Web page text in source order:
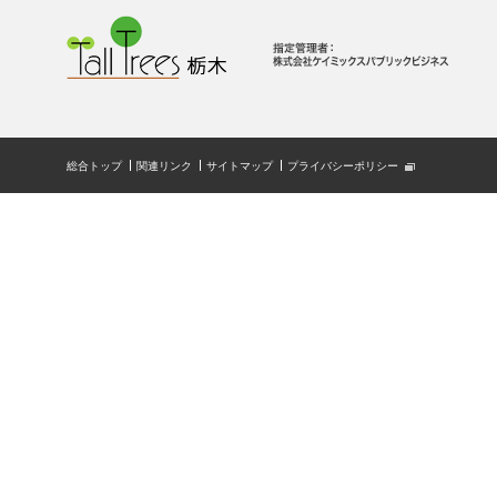
総合トップ 関連リンク サイトマップ プライバシーポリシー